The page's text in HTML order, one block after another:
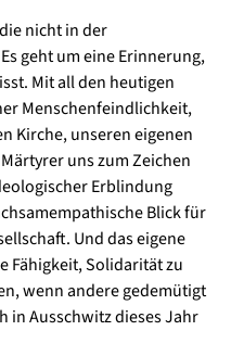
nicht in der
geht um eine Erinnerung,
Mit all den heutigen
Menschenfeindlichkeit,
Kirche, unseren eigenen
uns zum Zeichen
Erblindung
Blick für
Und das eigene
Fähigkeit, Solidarität zu
wenn andere gedemütigt
in Ausschwitz dieses Jahr